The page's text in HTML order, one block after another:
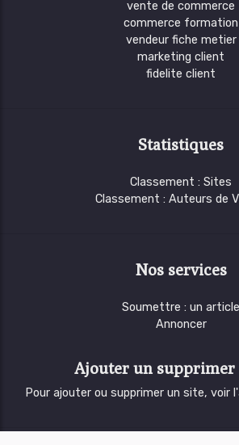
vente de commerce
commerce formation
vendeur fiche metier
marketing client
fidelite client
Statistiques
Classement : Sites
Classement : Auteurs de
Nos services
Soumettre : un article
Annoncer
Ajouter un supprimer
Pour ajouter ou supprimer un site, voir